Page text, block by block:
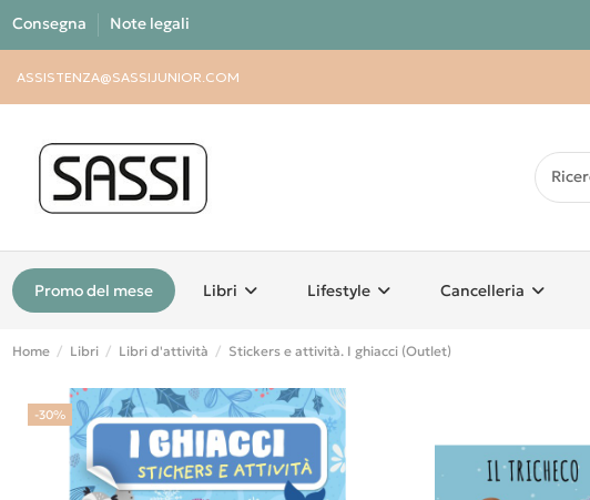
Consegna Note legali
ASSISTENZA@SASSIJUNIOR.COM
Promo del mese Libri Lifestyle Cancelleria
Home Libri Libri d'attività Stickers e attività. I ghiacci (Outlet)
-30%